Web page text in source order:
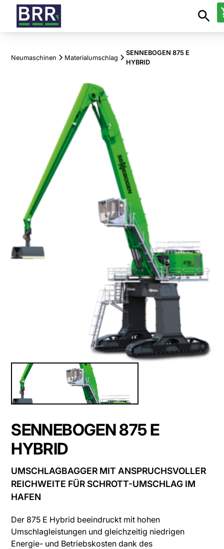
Neumaschinen Materialumschlag
SENNEBOGEN 875 E
HYBRID
SENNEBOGEN 875 E
HYBRID
UMSCHLAGBAGGER MIT ANSPRUCHSVOLLER
REICHWEITE FÜR SCHROTT-UMSCHLAG IM
HAFEN
Der 875 E Hybrid beeindruckt mit hohen
Umschlagleistungen und gleichzeitig niedrigen
Energie- und Betriebskosten dank des